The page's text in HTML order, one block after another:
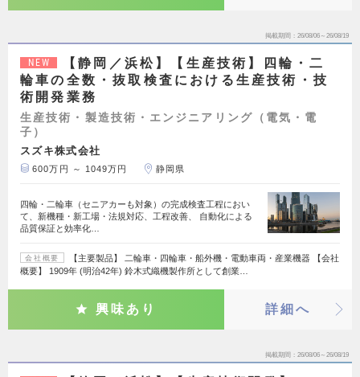
掲載期間 26/08/06～26/08/19
NEW
【静岡／浜松】【生産技術】四輪・二
輪車の全数・抜取検査における生産技術・技
術開発業務
生産技術・製造技術・エンジニアリング（電気・電
子）
スズキ株式会社
600万円 ～ 1049万円 静岡県
四輪・二輪車（セニアカーも対象）の完成検査工程におい
て、新機種・新工場・法規対応、工程改善、 自動化による
品質保証と効率化…
会社概要
【主要製品】 二輪車・四輪車・船外機・電動車両・産業機器 【会社
概要】 1909年 (明治42年) 鈴木式織機製作所として創業…
興味あり 詳細へ
掲載期間 26/08/06～26/08/19